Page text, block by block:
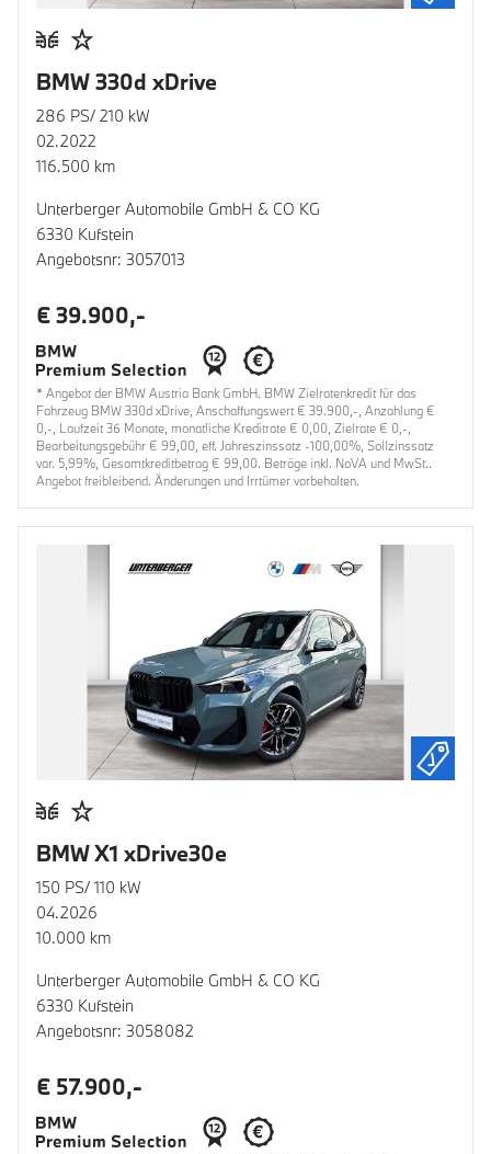
BMW 330d xDrive
286 PS/ 210 kW
02.2022
116.500 km
Unterberger Automobile GmbH & CO KG
6330 Kufstein
Angebotsnr: 3057013
€ 39.900,-
* Angebot der BMW Austria Bank GmbH. BMW Zielratenkredit für das
Fahrzeug BMW 330d xDrive, Anschaffungswert € 39.900,-, Anzahlung €
0,-, Laufzeit 36 Monate, monatliche Kreditrate € 0,00, Zielrate € 0,-,
Bearbeitungsgebühr € 99,00, eff. Jahreszinssatz -100,00%, Sollzinssatz
var. 5,99%, Gesamtkreditbetrag € 99,00. Beträge inkl. NoVA und MwSt..
Angebot freibleibend. Änderungen und Irrtümer vorbehalten.
BMW X1 xDrive30e
150 PS/ 110 kW
04.2026
10.000 km
Unterberger Automobile GmbH & CO KG
6330 Kufstein
Angebotsnr: 3058082
€ 57.900,-